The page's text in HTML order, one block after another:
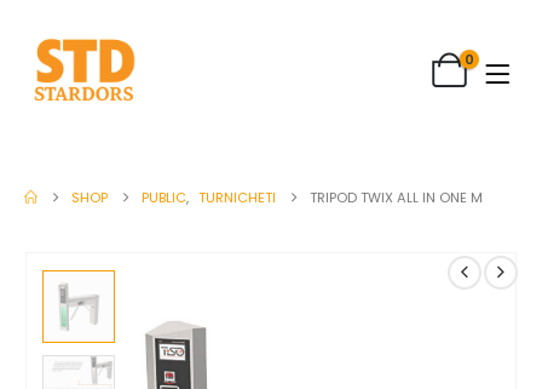
0
SHOP PUBLIC, TURNICHETI TRIPOD TWIX ALL IN ONE M